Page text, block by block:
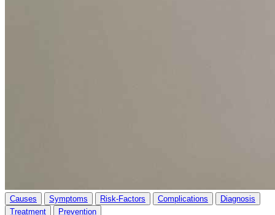
Causes Symptoms Risk-Factors Complications
Diagnosis
Treatment
Prevention